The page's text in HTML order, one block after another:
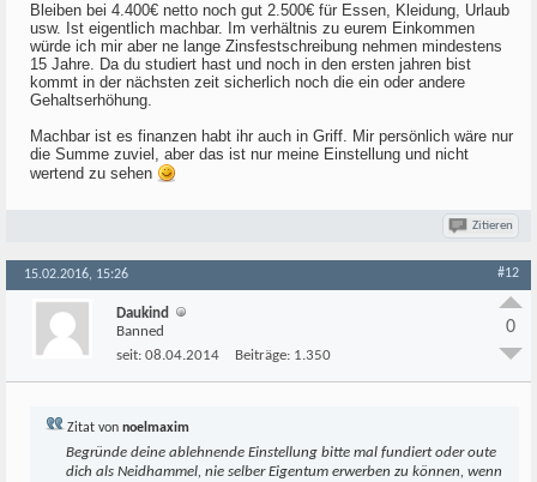
Bleiben bei 4.400€ netto noch gut 2.500€ für Essen, Kleidung, Urlaub
usw. Ist eigentlich machbar. Im verhältnis zu eurem Einkommen
würde ich mir aber ne lange Zinsfestschreibung nehmen mindestens
15 Jahre. Da du studiert hast und noch in den ersten jahren bist
kommt in der nächsten zeit sicherlich noch die ein oder andere
Gehaltserhöhung.
Machbar ist es finanzen habt ihr auch in Griff. Mir persönlich wäre nur
die Summe zuviel, aber das ist nur meine Einstellung und nicht
wertend zu sehen
Zitieren
15.02.2016, 15:26 #12
Daukind
Banned
seit: 08.04.2014 Beiträge: 1.350
0
Zitat von noelmaxim
Begründe deine ablehnende Einstellung bitte mal fundiert oder oute
dich als Neidhammel, nie selber Eigentum erwerben zu können, wenn